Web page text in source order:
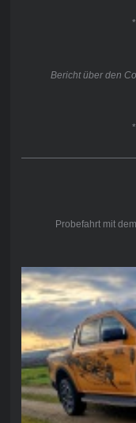
Bericht über den
Probefahrt mit